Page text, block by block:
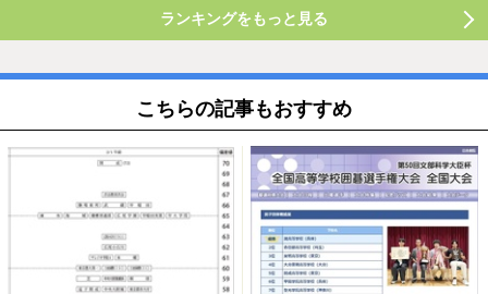
ランキングをもっと見る
こちらの記事もおすすめ